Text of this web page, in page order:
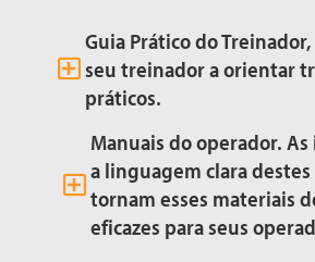
Guia Prático do
seu treinador a orientar
práticos.
Manuais do operador.
a linguagem clara
tornam esses materiais
eficazes para seus